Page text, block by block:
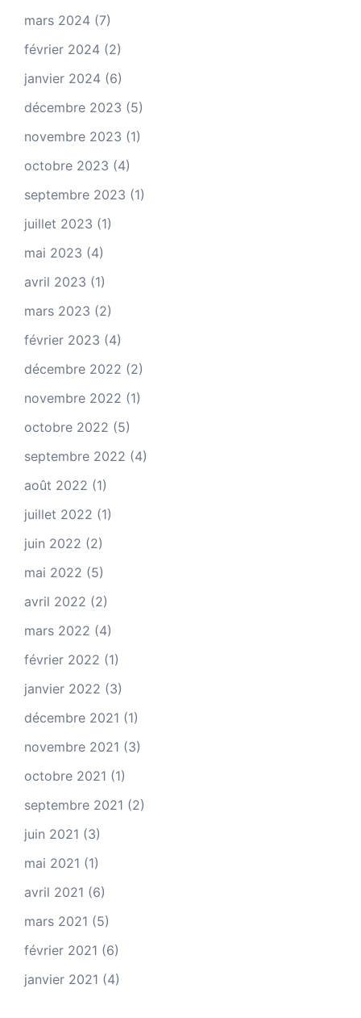
mars 2024 (7)
février 2024 (2)
janvier 2024 (6)
décembre 2023 (5)
novembre 2023 (1)
octobre 2023 (4)
septembre 2023 (1)
juillet 2023 (1)
mai 2023 (4)
avril 2023 (1)
mars 2023 (2)
février 2023 (4)
décembre 2022 (2)
novembre 2022 (1)
octobre 2022 (5)
septembre 2022 (4)
août 2022 (1)
juillet 2022 (1)
juin 2022 (2)
mai 2022 (5)
avril 2022 (2)
mars 2022 (4)
février 2022 (1)
janvier 2022 (3)
décembre 2021 (1)
novembre 2021 (3)
octobre 2021 (1)
septembre 2021 (2)
juin 2021 (3)
mai 2021 (1)
avril 2021 (6)
mars 2021 (5)
février 2021 (6)
janvier 2021 (4)